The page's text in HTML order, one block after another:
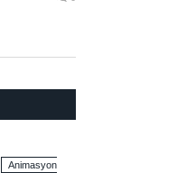
Animasyon